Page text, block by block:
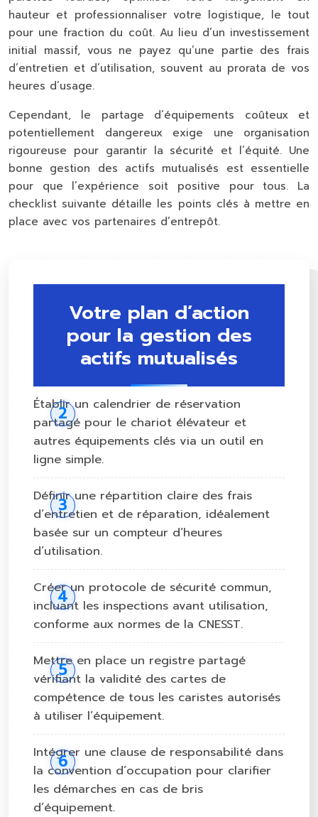
hauteur et professionnaliser votre logistique, le tout
pour une fraction du coût. Au lieu d’un investissement
initial massif, vous ne payez qu’une partie des frais
d’entretien et d’utilisation, souvent au prorata de vos
heures d’usage.
Cependant, le partage d’équipements coûteux et
potentiellement dangereux exige une organisation
rigoureuse pour garantir la sécurité et l’équité. Une
bonne gestion des actifs mutualisés est essentielle
pour que l’expérience soit positive pour tous. La
checklist suivante détaille les points clés à mettre en
place avec vos partenaires d’entrepôt.
Votre plan d’action
pour la gestion des
actifs mutualisés
Établir un calendrier de réservation
partagé pour le chariot élévateur et
autres équipements clés via un outil en
ligne simple.
Définir une répartition claire des frais
d’entretien et de réparation, idéalement
basée sur un compteur d’heures
d’utilisation.
Créer un protocole de sécurité commun,
incluant les inspections avant utilisation,
conforme aux normes de la CNESST.
Mettre en place un registre partagé
vérifiant la validité des cartes de
compétence de tous les caristes autorisés
à utiliser l’équipement.
Intégrer une clause de responsabilité dans
la convention d’occupation pour clarifier
les démarches en cas de bris
d’équipement.